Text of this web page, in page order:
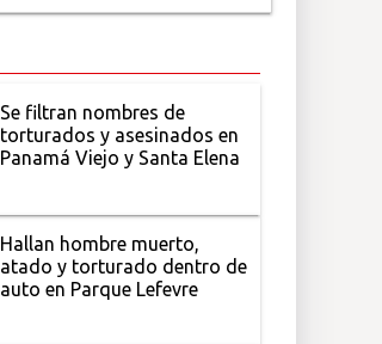
Se filtran nombres de
torturados y asesinados en
Panamá Viejo y Santa Elena
Hallan hombre muerto,
atado y torturado dentro de
auto en Parque Lefevre